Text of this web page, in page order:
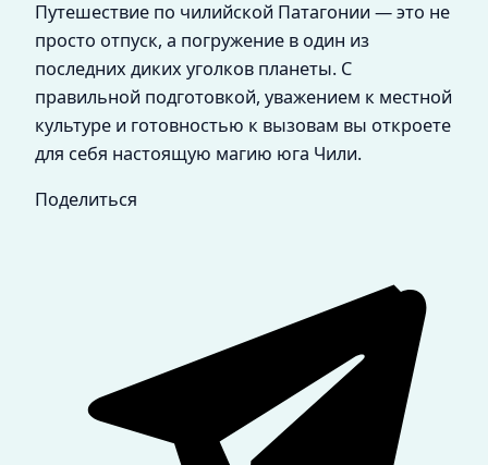
Путешествие по чилийской Патагонии — это не
просто отпуск, а погружение в один из
последних диких уголков планеты. С
правильной подготовкой, уважением к местной
культуре и готовностью к вызовам вы откроете
для себя настоящую магию юга Чили.
Поделиться